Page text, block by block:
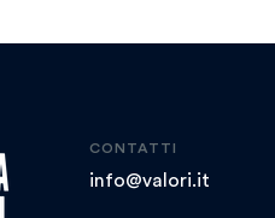
CONTATTI
info@valori.it